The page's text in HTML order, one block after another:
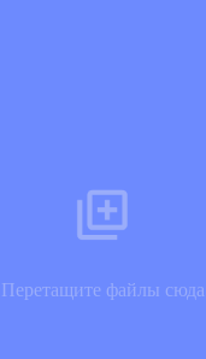
Перетащите файлы сюда